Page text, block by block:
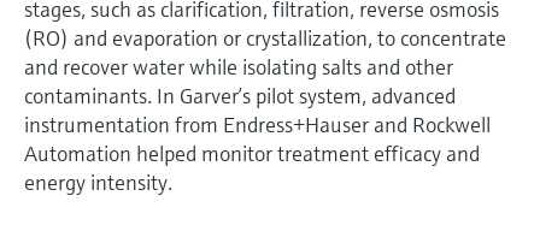
stages, such as clarification, filtration, reverse osmosis
(RO) and evaporation or crystallization, to concentrate
and recover water while isolating salts and other
contaminants. In Garver’s pilot system, advanced
instrumentation from Endress+Hauser and Rockwell
Automation helped monitor treatment efficacy and
energy intensity.